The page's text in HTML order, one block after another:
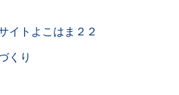
イトよこはま２２
くり